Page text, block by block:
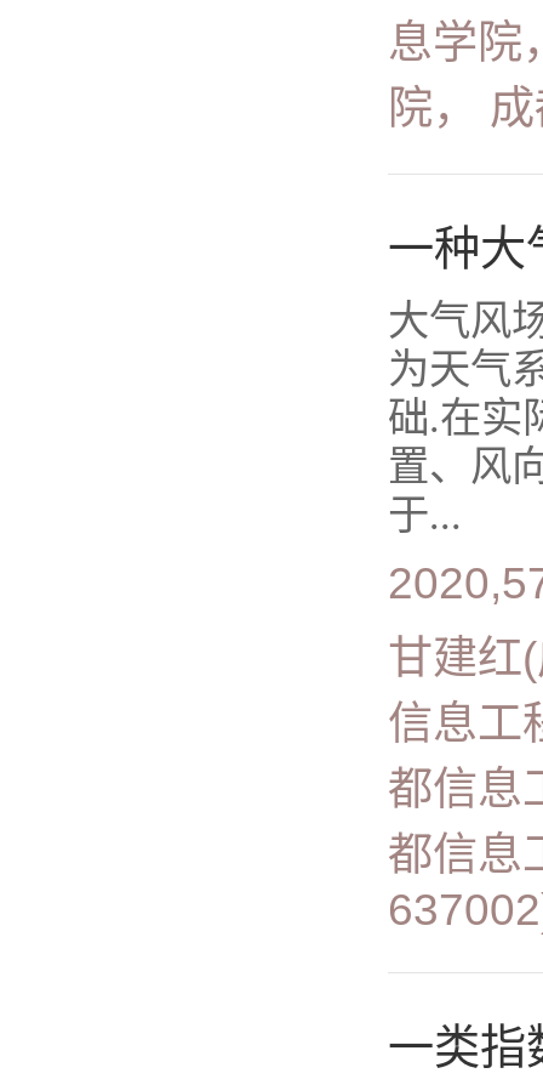
息学院
院，
一种大
大气风
为天气
础.在实
置、风
于...
甘建红
信息工
都信息
都信息
一类指